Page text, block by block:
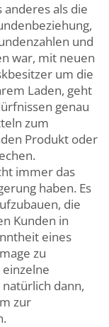
als die
und
war, mit neuen
um die
Laden, geht
genau
zum
Produkt oder
immer das
haben. Es
die
Kunden in
eines
zu
dann,
zur